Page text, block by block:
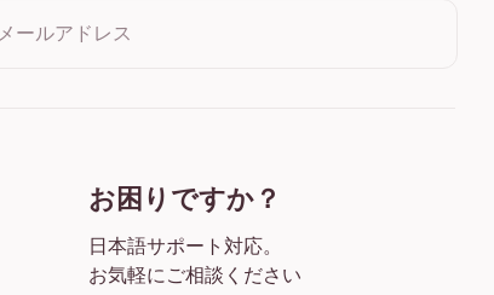
メールアドレス
お困りですか？
日本語サポート対応。
お気軽にご相談ください